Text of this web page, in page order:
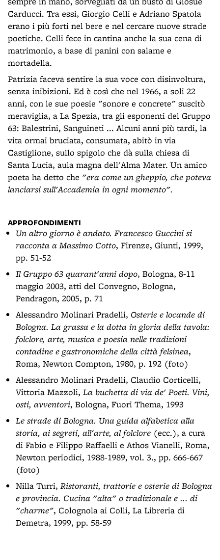
Carducci. Tra essi, Giorgio Celli e Adriano Spatola
erano i più forti nel bere e nel cercare nuove strade
poetiche. Celli fece in cantina anche la sua cena di
matrimonio, a base di panini con salame e
mortadella.
Patrizia faceva sentire la sua voce con disinvoltura,
senza inibizioni. Ed è così che nel 1966, a soli 22
anni, con le sue poesie "sonore e concrete" suscitò
meraviglia, a La Spezia, tra gli esponenti del Gruppo
63: Balestrini, Sanguineti ... Alcuni anni più tardi, la
vita ormai bruciata, consumata, abitò in via
Castiglione, sullo spigolo che dà sulla chiesa di
Santa Lucia, aula magna dell'Alma Mater. Un amico
poeta ha detto che "era come un gheppio, che poteva
lanciarsi sull'Accademia in ogni momento".
APPROFONDIMENTI
Un altro giorno è andato. Francesco Guccini si
racconta a Massimo Cotto, Firenze, Giunti, 1999,
pp. 51-52
Il Gruppo 63 quarant'anni dopo, Bologna, 8-11
maggio 2003, atti del Convegno, Bologna,
Pendragon, 2005, p. 71
Alessandro Molinari Pradelli, Osterie e locande di
Bologna. La grassa e la dotta in gloria della tavola:
folclore, arte, musica e poesia nelle tradizioni
contadine e gastronomiche della città felsinea,
Roma, Newton Compton, 1980, p. 192 (foto)
Alessandro Molinari Pradelli, Claudio Corticelli,
Vittoria Mazzoli, La buchetta di via de' Poeti. Vini,
osti, avventori, Bologna, Fuori Thema, 1993
Le strade di Bologna. Una guida alfabetica alla
storia, ai segreti, all'arte, al folclore (ecc.), a cura
di Fabio e Filippo Raffaelli e Athos Vianelli, Roma,
Newton periodici, 1988-1989, vol. 3., pp. 666-667
(foto)
Nilla Turri, Ristoranti, trattorie e osterie di Bologna
e provincia. Cucina "alta" o tradizionale e ... di
"charme", Colognola ai Colli, La Libreria di
Demetra, 1999, pp. 58-59